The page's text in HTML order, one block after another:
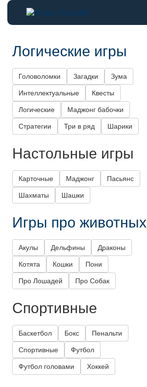
Логические игры
Головоломки Загадки Зума
Интеллектуальные Квесты
Логические Маджонг бабочки
Стратегии Три в ряд Шарики
Настольные игры
Карточные Маджонг Пасьянс
Шахматы Шашки
Игры про животных
Акулы Дельфины Драконы
Котята Кошки Пони
Про Лошадей Про Собак
Спортивные
Баскетбол Бокс Пенальти
Спортивные Футбол
Футбол головами Хоккей